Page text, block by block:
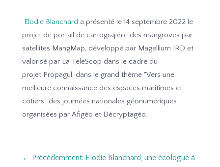
Elodie Blanchard a présenté le 14 septembre 2022 le
projet de portail de cartographie des mangroves par
satellites MangMap, développé par Magellium IRD et
valorisé par La TeleScop dans le cadre du
projet Propagul, dans le grand thème "Vers une
meilleure connaissance des espaces maritimes et
côtiers" des journées nationales géonumériques
organisées par Afigéo et Décryptagéo.
← Précédemment: Elodie Blanchard, une écologue à